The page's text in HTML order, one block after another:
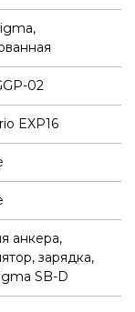
02
EXP16
анкера,
зарядка,
SB-D